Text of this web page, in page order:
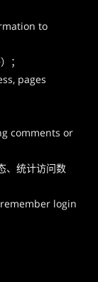
to
；
pages
comments or
、统计访问数
login